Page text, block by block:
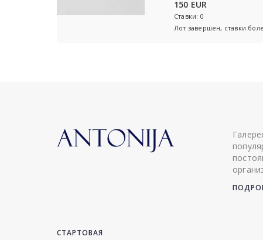
150 EUR
Ставки: 0
Лот завершен, ставки
СТАРТОВАЯ